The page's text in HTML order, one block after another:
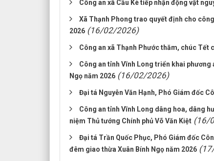
Công an xã Cầu Kè tiếp nhận động vật
Xã Thạnh Phong trao quyết định cho
2026 (16/02/2026)
Công an xã Thạnh Phước thăm, chúc Tết
Công an tỉnh Vĩnh Long triển khai
Ngọ năm 2026 (16/02/2026)
Đại tá Nguyễn Văn Hạnh, Phó Giám đốc
Công an tỉnh Vĩnh Long dâng hoa, dâng
niệm Thủ tướng Chính phủ Võ Văn Kiệt (16/
Đại tá Trần Quốc Phục, Phó Giám đốc
đêm giao thừa Xuân Bính Ngọ năm 2026